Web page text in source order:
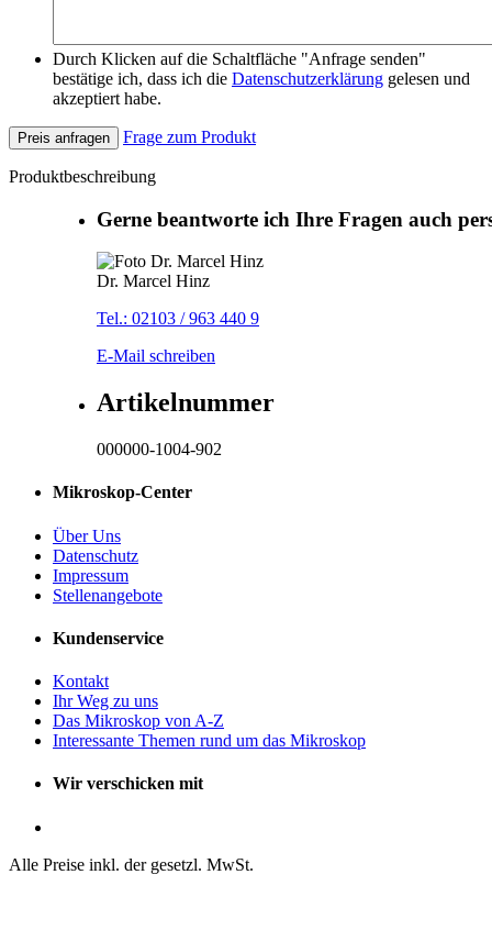
Durch Klicken auf die Schaltfläche "Anfrage senden"
bestätige ich, dass ich die Datenschutzerklärung gelesen und
akzeptiert habe.
Preis anfragen Frage zum Produkt
Produktbeschreibung
Gerne beantworte ich Ihre Fragen auch
Dr. Marcel Hinz
Tel.: 02103 / 963 440 9
E-Mail schreiben
Artikelnummer
000000-1004-902
Mikroskop-Center
Über Uns
Datenschutz
Impressum
Stellenangebote
Kundenservice
Kontakt
Ihr Weg zu uns
Das Mikroskop von A-Z
Interessante Themen rund um das Mikroskop
Wir verschicken mit
Alle Preise inkl. der gesetzl. MwSt.